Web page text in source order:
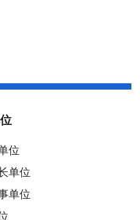
位
单位
单位